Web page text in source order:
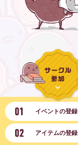
イベントの登録
アイテムの登録